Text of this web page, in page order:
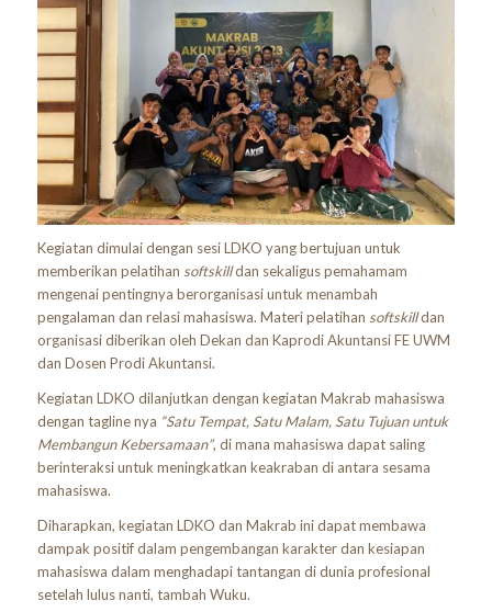
Kegiatan dimulai dengan sesi LDKO yang bertujuan untuk
memberikan pelatihan softskilldan sekaligus pemahamam
mengenai pentingnya berorganisasi untuk menambah
pengalaman dan relasi mahasiswa. Materi pelatihan softskilldan
organisasi diberikan oleh Dekan dan Kaprodi Akuntansi FE UWM
dan Dosen Prodi Akuntansi.
Kegiatan LDKO dilanjutkan dengan kegiatan Makrab mahasiswa
dengan tagline nya “Satu Tempat, Satu Malam, Satu Tujuan untuk
Membangun Kebersamaan”, di mana mahasiswa dapat saling
berinteraksi untuk meningkatkan keakraban di antara sesama
mahasiswa.
Diharapkan, kegiatan LDKO dan Makrab ini dapat membawa
dampak positif dalam pengembangan karakter dan kesiapan
mahasiswa dalam menghadapi tantangan di dunia profesional
setelah lulus nanti, tambah Wuku.